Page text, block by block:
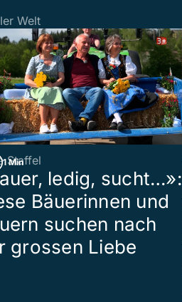
Welt
1 Min
Staffel
ledig, sucht…»:
Bäuerinnen und
suchen nach
grossen Liebe